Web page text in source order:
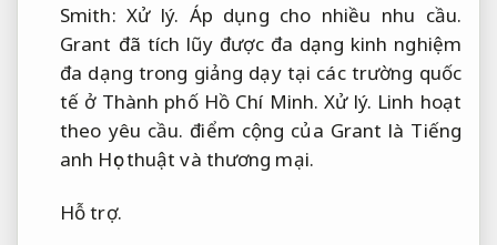
Smith:Xử lý. Áp dụng cho nhiều nhu cầu.
Grant đã tích lũy được đa dạng kinh nghiệm
đa dạng trong giảng dạy tại các trường quốc
tế ở Thành phố Hồ Chí Minh.Xử lý. Linh hoạt
theo yêu cầu. điểm cộng của Grant là Tiếng
anh Học thuật và thương mại.
Hỗ trợ.